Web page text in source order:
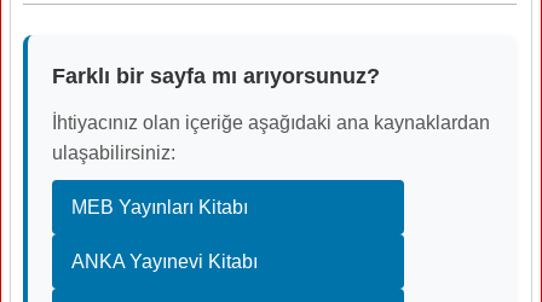
Farklı bir sayfa mı arıyorsunuz?
İhtiyacınız olan içeriğe aşağıdaki ana kaynaklardan
ulaşabilirsiniz:
MEB Yayınları Kitabı
ANKA Yayınevi Kitabı